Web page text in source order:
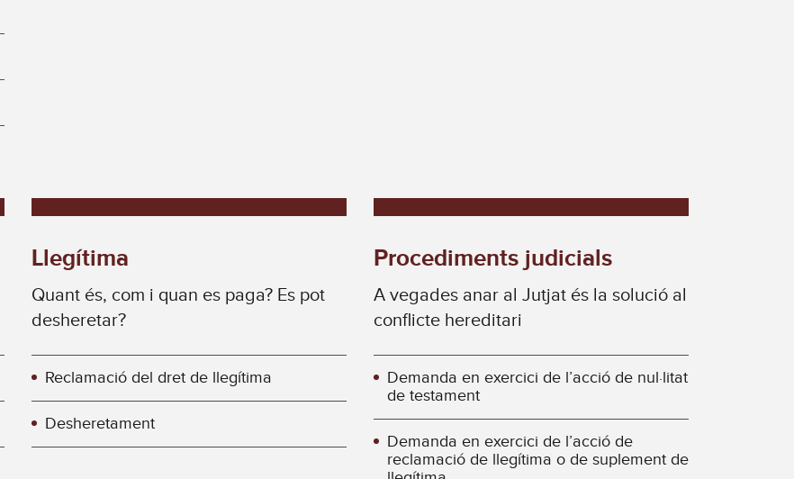
Llegítima
Quant és, com i quan es paga? Es pot
desheretar?
Reclamació del dret de llegítima
Desheretament
Procediments judicials
A vegades anar al Jutjat és la solució al
conflicte hereditari
Demanda en exercici de l’acció de nul·litat
de testament
Demanda en exercici de l’acció de
reclamació de llegítima o de suplement de